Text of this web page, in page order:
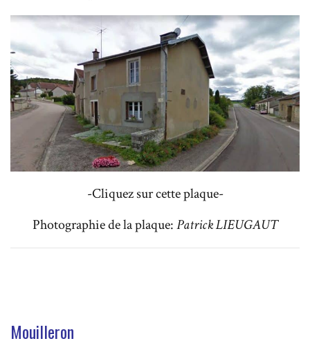
-Cliquez sur cette plaque-
Photographie de la plaque:Patrick LIEUGAUT
Mouilleron